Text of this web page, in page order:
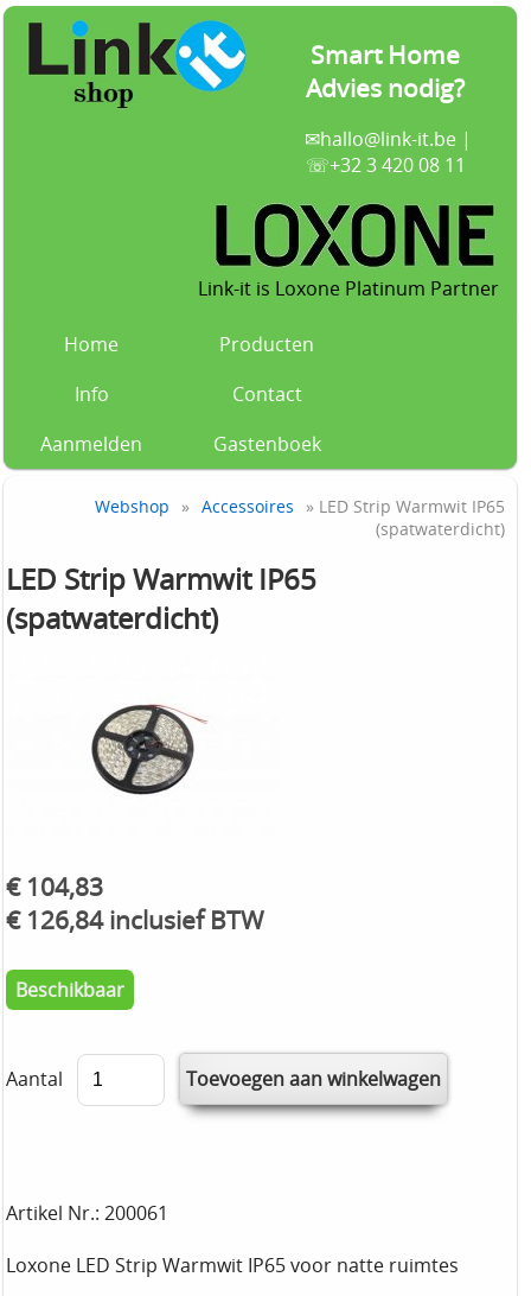
Smart Home
Advies nodig?
✉hallo@link-it.be|
☏+32 3 420 08 11
Link-it is Loxone Platinum Partner
Home
Producten
Info
Contact
Aanmelden
Gastenboek
Webshop » Accessoires
» LED Strip Warmwit IP65
(spatwaterdicht)
LED Strip Warmwit IP65
(spatwaterdicht)
€ 104,83
€ 126,84 inclusief BTW
Beschikbaar
Aantal
Artikel Nr.: 200061
Loxone LED Strip Warmwit IP65 voor natte ruimtes